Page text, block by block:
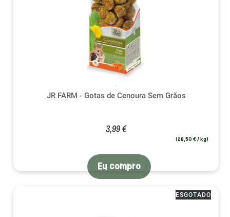
JR FARM - Gotas de Cenoura Sem Grãos
3,99 €
(28,50 € / kg)
Eu compro
ESGOTADO